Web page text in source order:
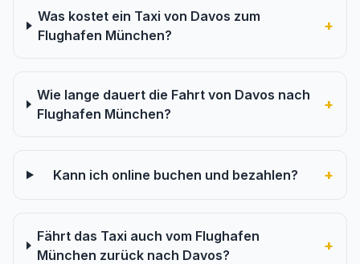
Was kostet ein Taxi von Davos zum
Flughafen München?
+
Wie lange dauert die Fahrt von Davos nach
Flughafen München?
+
Kann ich online buchen und bezahlen? +
Fährt das Taxi auch vom Flughafen
München zurück nach Davos?
+